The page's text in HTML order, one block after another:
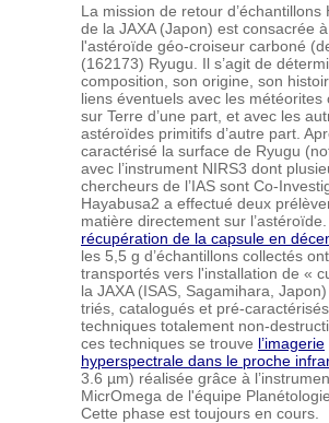
La mission de retour d’échantillons
de la JAXA (Japon) est consacrée à
l'astéroïde géo-croiseur carboné
(162173) Ryugu. Il s’agit de
composition, son origine, son
liens éventuels avec les météorites
sur Terre d’une part, et avec les
astéroïdes primitifs d’autre part.
caractérisé la surface de Ryugu
avec l’instrument NIRS3 dont
chercheurs de l’IAS sont Co-
Hayabusa2 a effectué deux
matière directement sur
récupération de la capsule en
les 5,5 g d’échantillons collectés
transportés vers l'installation de «
la JAXA (ISAS, Sagamihara,
triés, catalogués et pré-
techniques totalement non-
ces techniques se trouve l’imagerie
hyperspectrale dans le proche
3.6 µm) réalisée grâce à
MicrOmega de l'équipe Planétologie
Cette phase est toujours en cours.